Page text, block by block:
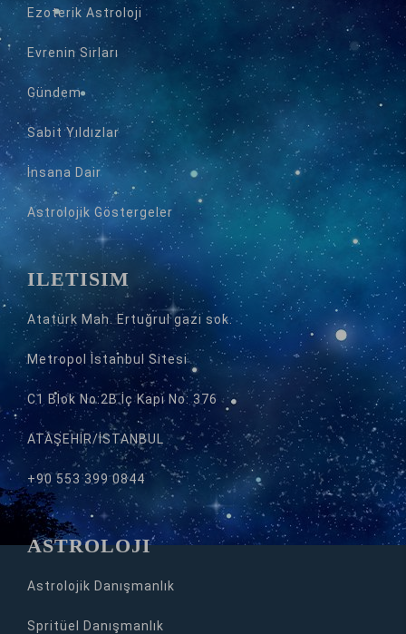
Ezoterik Astroloji
Evrenin Sırları
Gündem
Sabit Yıldızlar
İnsana Dair
Astrolojik Göstergeler
İLETİŞİM
Atatürk Mah. Ertuğrul gazi sok.
Metropol İstanbul Sitesi
C1 Blok No:2B İç Kapı No: 376
ATAŞEHİR/İSTANBUL
+90 553 399 0844
ASTROLOJİ
Astrolojik Danışmanlık
Spritüel Danışmanlık